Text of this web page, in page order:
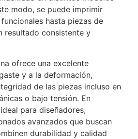
modo, se puede imprimir
hasta piezas de
resultado consistente y
ofrece una excelente
y a la deformación,
de las piezas incluso en
o bajo tensión. En
para diseñadores,
avanzados que buscan
durabilidad y calidad